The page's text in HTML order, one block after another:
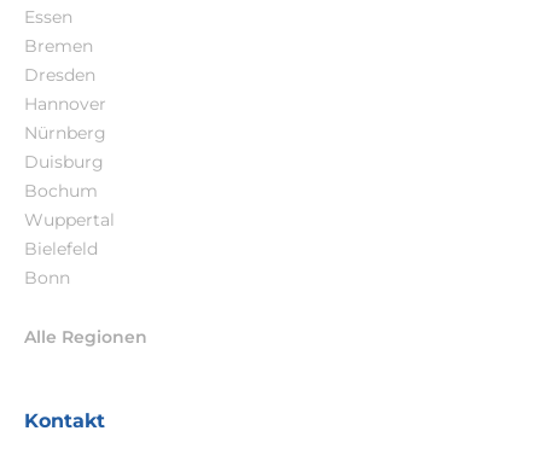
Essen
Bremen
Dresden
Hannover
Nürnberg
Duisburg
Bochum
Wuppertal
Bielefeld
Bonn
Alle Regionen
Kontakt